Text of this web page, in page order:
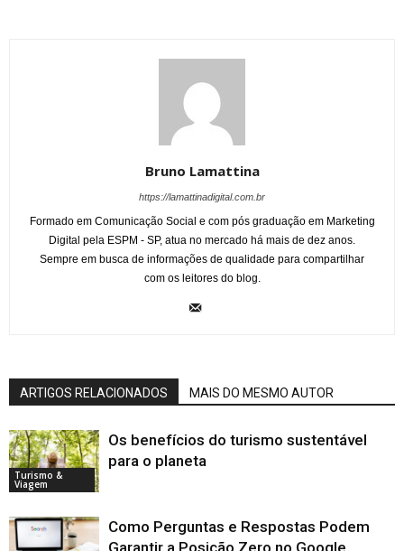
Bruno Lamattina
https://lamattinadigital.com.br
Formado em Comunicação Social e com pós graduação em Marketing
Digital pela ESPM - SP, atua no mercado há mais de dez anos.
Sempre em busca de informações de qualidade para compartilhar
com os leitores do blog.
ARTIGOS RELACIONADOS MAIS DO MESMO AUTOR
Turismo &
Viagem
Os benefícios do turismo sustentável
para o planeta
Como Perguntas e Respostas Podem